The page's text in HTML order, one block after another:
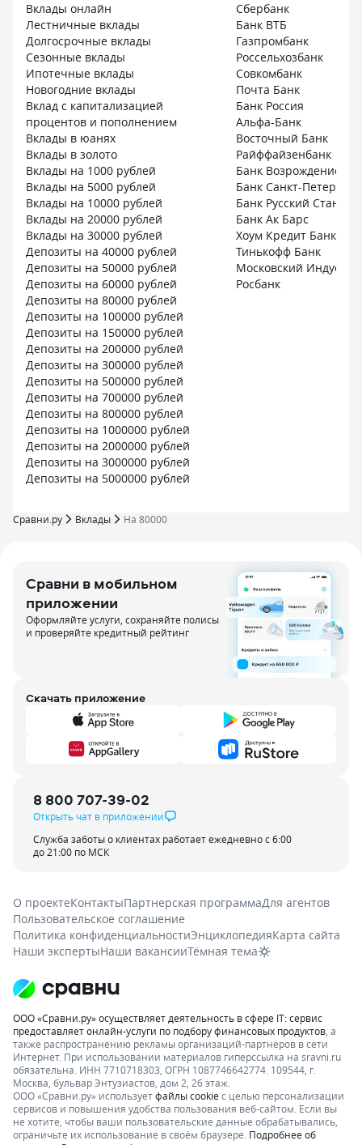
Вклады онлайн
Лестничные вклады
Долгосрочные вклады
Сезонные вклады
Ипотечные вклады
Новогодние вклады
Вклад с капитализацией
процентов и пополнением
Вклады в юанях
Вклады в золото
Вклады на 1000 рублей
Вклады на 5000 рублей
Вклады на 10000 рублей
Вклады на 20000 рублей
Вклады на 30000 рублей
Депозиты на 40000 рублей
Депозиты на 50000 рублей
Депозиты на 60000 рублей
Депозиты на 80000 рублей
Депозиты на 100000 рублей
Депозиты на 150000 рублей
Депозиты на 200000 рублей
Депозиты на 300000 рублей
Депозиты на 500000 рублей
Депозиты на 700000 рублей
Депозиты на 800000 рублей
Депозиты на 1000000 рублей
Депозиты на 2000000 рублей
Депозиты на 3000000 рублей
Депозиты на 5000000 рублей
Сбербанк
Банк ВТБ
Газпромбанк
Россельхозбанк
Совкомбанк
Почта Банк
Банк Россия
Альфа-Банк
Восточный Банк
Райффайзенбанк
Банк Возрождение
Банк Санкт-Петербург
Банк Русский
Банк Ак Барс
Хоум Кредит Банк
Тинькофф Банк
Московский
Росбанк
Сравни.ру Вклады На 80000
Сравни в мобильном
приложении
Оформляйте услуги, сохраняйте полисы
и проверяйте кредитный рейтинг
Скачать приложение
8 800 707-39-02
Открыть чат в приложении
Служба заботы о клиентах работает ежедневно с 6:00
до 21:00 по МСК
О проектеКонтактыПартнерская программаДля агентов
Пользовательское соглашение
Политика конфиденциальностиЭнциклопедияКарта сайта
Наши экспертыНаши вакансииТёмная тема
ООО «Сравни.ру» осуществляет деятельность в сфере IT: сервис
предоставляет онлайн-услуги по подбору финансовых продуктов , а
также распространению рекламы организаций-партнеров в сети
Интернет. При использовании материалов гиперссылка на sravni.ru
обязательна. ИНН 7710718303, ОГРН 1087746642774. 109544, г.
Москва, бульвар Энтузиастов, дом 2, 26 этаж.
ООО «Сравни.ру» используетфайлы cookieс целью персонализации
сервисов и повышения удобства пользования веб-сайтом. Если вы
не хотите, чтобы ваши пользовательские данные обрабатывались,
ограничьте их использование в своём браузере. Подробнее об